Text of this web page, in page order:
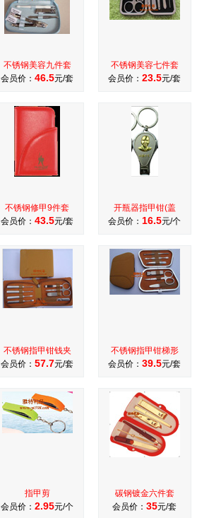
不锈钢美容九件套
会员价： 46.5元/套
不锈钢美容七件套
会员价： 23.5元/套
不锈钢修甲9件套
会员价： 43.5元/套
开瓶器指甲钳(盖
会员价： 16.5元/个
不锈钢指甲钳钱夹
会员价： 57.7元/套
不锈钢指甲钳梯形
会员价： 39.5元/套
指甲剪
会员价： 2.95元/个
碳钢镀金六件套
会员价： 35元/套